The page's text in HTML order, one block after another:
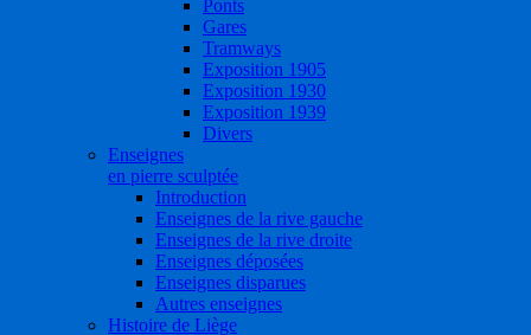
Ponts
Gares
Tramways
Exposition 1905
Exposition 1930
Exposition 1939
Divers
Enseignes
en pierre sculptée
Introduction
Enseignes de la rive gauche
Enseignes de la rive droite
Enseignes déposées
Enseignes disparues
Autres enseignes
Histoire de Liège